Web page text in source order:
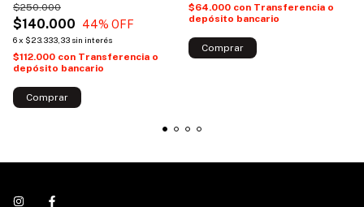
$140.000
$250.000
44% OFF
6x $23.333,33 sin interés
$112.000 con Transferencia o
depósito bancario
Comprar
$64.000 con Transferencia o
depósito bancario
Comprar